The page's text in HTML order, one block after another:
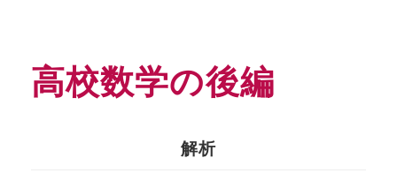
高校数学の後編
解析